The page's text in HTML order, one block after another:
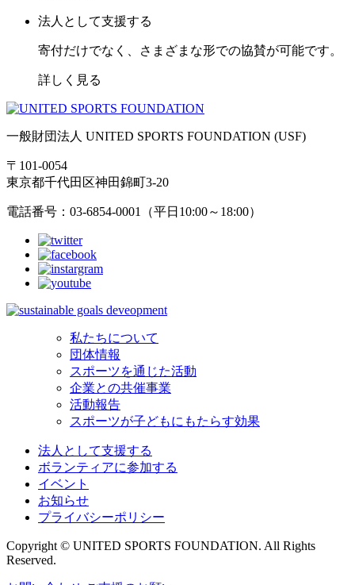
法人として支援する
寄付だけでなく、さまざまな形での協賛が可能です。
詳しく見る
一般財団法人 UNITED SPORTS FOUNDATION (USF)
〒101-0054
東京都千代田区神田錦町3-20
電話番号：03-6854-0001（平日10:00～18:00）
私たちについて
団体情報
スポーツを通じた活動
企業との共催事業
活動報告
スポーツが子どもにもたらす効果
法人として支援する
ボランティアに参加する
イベント
お知らせ
プライバシーポリシー
Copyright © UNITED SPORTS FOUNDATION. All Rights
Reserved.